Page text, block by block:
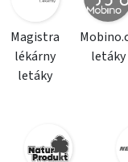
Magistra
lékárny
letáky
letáky